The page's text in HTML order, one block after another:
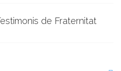
de Fraternitat